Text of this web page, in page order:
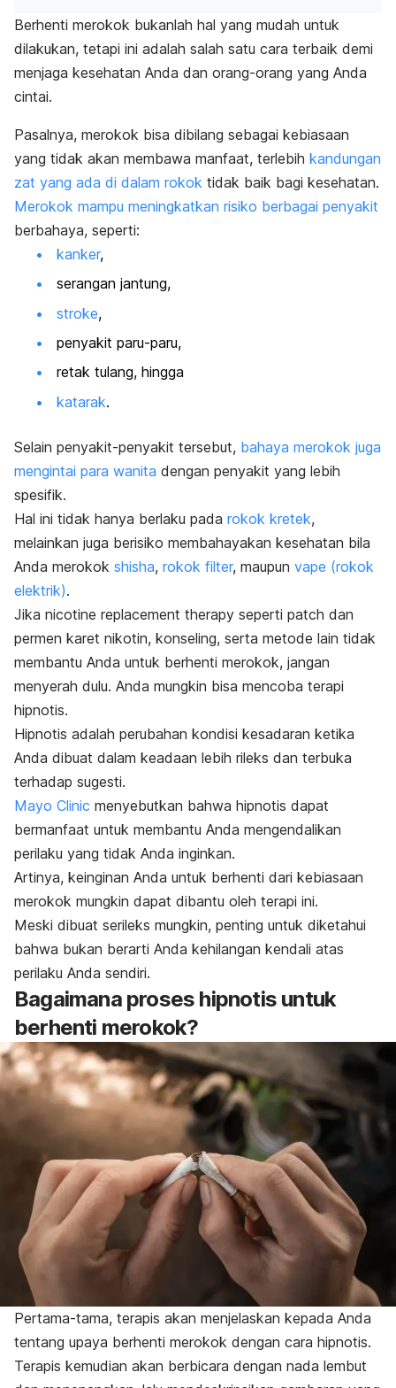
Berhenti merokok bukanlah hal yang mudah untuk
dilakukan, tetapi ini adalah salah satu cara terbaik demi
menjaga kesehatan Anda dan orang-orang yang Anda
cintai.
Pasalnya, merokok bisa dibilang sebagai kebiasaan
yang tidak akan membawa manfaat, terlebih kandungan
zat yang ada di dalam rokok tidak baik bagi kesehatan.
Merokok mampu meningkatkan risiko berbagai penyakit
berbahaya, seperti:
kanker,
serangan jantung,
stroke,
penyakit paru-paru,
retak tulang, hingga
katarak.
Selain penyakit-penyakit tersebut, bahaya merokok juga
mengintai para wanita dengan penyakit yang lebih
spesifik.
Hal ini tidak hanya berlaku pada rokok kretek,
melainkan juga berisiko membahayakan kesehatan bila
Anda merokok shisha, rokok filter, maupun vape (rokok
elektrik).
Jika nicotine replacement therapy seperti patch dan
permen karet nikotin, konseling, serta metode lain tidak
membantu Anda untuk berhenti merokok, jangan
menyerah dulu. Anda mungkin bisa mencoba terapi
hipnotis.
Hipnotis adalah perubahan kondisi kesadaran ketika
Anda dibuat dalam keadaan lebih rileks dan terbuka
terhadap sugesti.
Mayo Clinic menyebutkan bahwa hipnotis dapat
bermanfaat untuk membantu Anda mengendalikan
perilaku yang tidak Anda inginkan.
Artinya, keinginan Anda untuk berhenti dari kebiasaan
merokok mungkin dapat dibantu oleh terapi ini.
Meski dibuat serileks mungkin, penting untuk diketahui
bahwa bukan berarti Anda kehilangan kendali atas
perilaku Anda sendiri.
Bagaimana proses hipnotis untuk
berhenti merokok?
Pertama-tama, terapis akan menjelaskan kepada Anda
tentang upaya berhenti merokok dengan cara hipnotis.
Terapis kemudian akan berbicara dengan nada lembut